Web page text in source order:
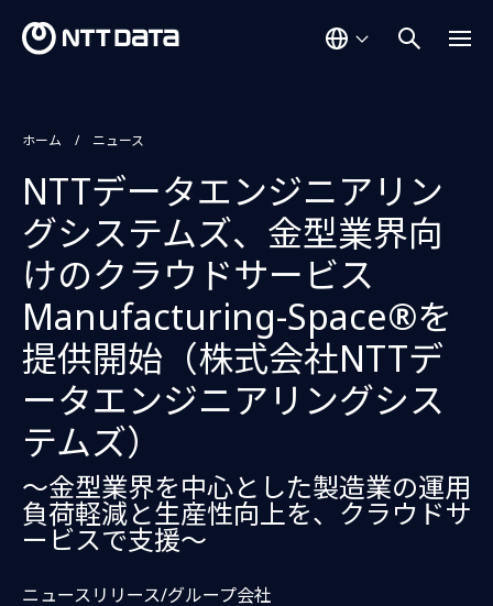
ホーム ニュース
NTTデータエンジニアリン
グシステムズ、金型業界向
けのクラウドサービス
Manufacturing-Space®を
提供開始（株式会社NTTデ
ータエンジニアリングシス
テムズ）
～金型業界を中心とした製造業の運用
負荷軽減と生産性向上を、クラウドサ
ービスで支援～
ニュースリリース/グループ会社